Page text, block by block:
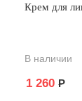
Крем для
В наличии
1 260 Р